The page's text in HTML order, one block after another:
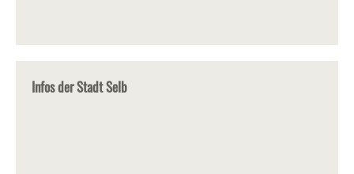
Infos der Stadt Selb